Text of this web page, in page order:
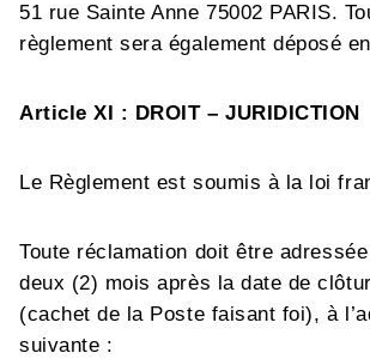
51 rue Sainte Anne 75002 PARIS.
règlement sera également déposé
Article XI : DROIT – JURIDICTION
Le Règlement est soumis à la loi
Toute réclamation doit être adressée
deux (2) moisaprès la date de
(cachet de la Poste faisant foi), à
suivante :